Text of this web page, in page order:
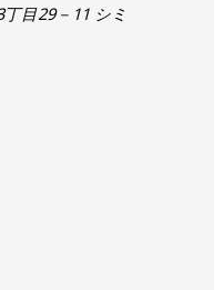
目29－11 シミ